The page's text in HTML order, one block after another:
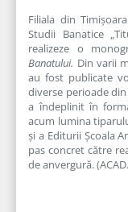
Filiala din
Studii Banatice
realizeze o
Banatului. Din varii
au fost publicate
diverse perioade
a îndeplinit în
acum lumina
și a Editurii Școala
pas concret către
de anvergură.